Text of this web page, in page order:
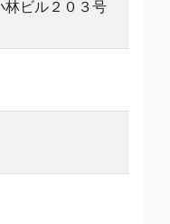
林ビル２０３号